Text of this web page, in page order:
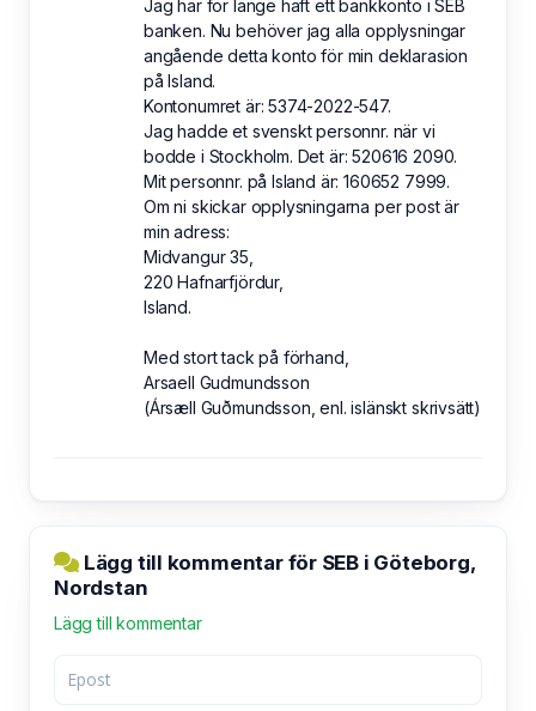
Jag har för länge haft ett bankkonto i SEB
banken. Nu behöver jag alla opplysningar
angående detta konto för min deklarasion
på Island.
Kontonumret är: 5374-2022-547.
Jag hadde et svenskt personnr. när vi
bodde i Stockholm. Det är: 520616 2090.
Mit personnr. på Island är: 160652 7999.
Om ni skickar opplysningarna per post är
min adress:
Midvangur 35,
220 Hafnarfjördur,
Island.
Med stort tack på förhand,
Arsaell Gudmundsson
(Ársæll Guðmundsson, enl. islänskt skrivsätt)
Lägg till kommentar för SEB i Göteborg,
Nordstan
Lägg till kommentar